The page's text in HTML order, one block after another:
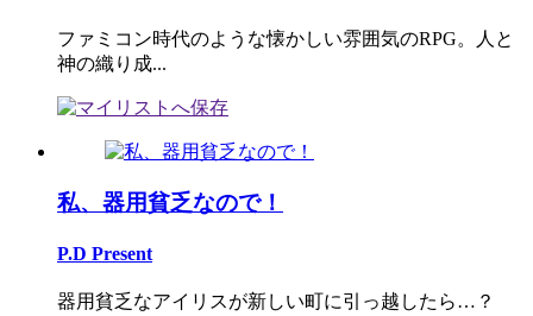
ファミコン時代のような懐かしい雰囲気のRPG。人と
神の織り成...
私、器用貧乏なので！
P.D Present
器用貧乏なアイリスが新しい町に引っ越したら…？